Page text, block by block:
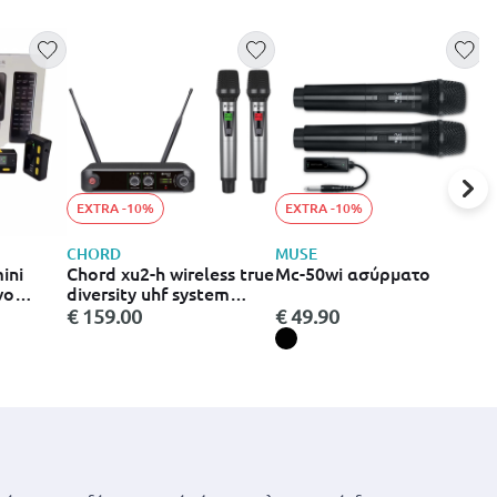
EXTRA -10%
CHORD
Chord xu2-h wireless true
diversity uhf system
διπλό ασύρματο
€ 159.00
EXTRA -10%
MUSE
Mc-50wi ασύρματο
€ 49.90